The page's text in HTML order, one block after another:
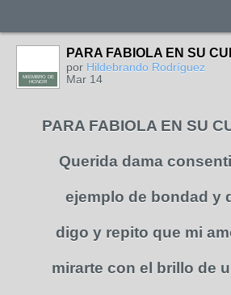
MIEMBRO DE
HONOR
PARA FABIOLA EN SU
por Hildebrando Rodríguez
Mar 14
PARA FABIOLA EN SU
Querida dama
ejemplo de bondad y
digo y repito que mi
mirarte con el brillo de